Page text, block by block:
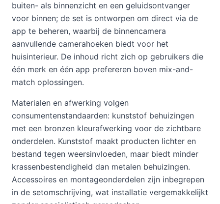
buiten- als binnenzicht en een geluidsontvanger
voor binnen; de set is ontworpen om direct via de
app te beheren, waarbij de binnencamera
aanvullende camerahoeken biedt voor het
huisinterieur. De inhoud richt zich op gebruikers die
één merk en één app prefereren boven mix-and-
match oplossingen.
Materialen en afwerking volgen
consumentenstandaarden: kunststof behuizingen
met een bronzen kleurafwerking voor de zichtbare
onderdelen. Kunststof maakt producten lichter en
bestand tegen weersinvloeden, maar biedt minder
krassenbestendigheid dan metalen behuizingen.
Accessoires en montageonderdelen zijn inbegrepen
in de setomschrijving, wat installatie vergemakkelijkt